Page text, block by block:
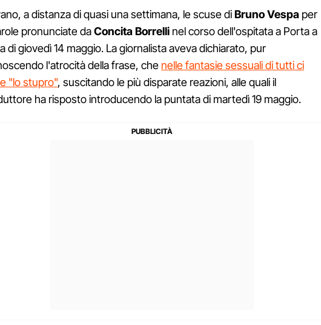
a distanza di quasi una settimana, le scuse diBruno Vespa per
pronunciate daConcita Borrelli nel corso dell'ospitata a Porta a
di giovedì 14 maggio. La giornalista aveva dichiarato, pur
l'atrocità della frase, che nelle fantasie sessuali di tutti ci
"lo stupro", suscitando le più disparate reazioni, alle quali il
ha risposto introducendo la puntata di martedì 19 maggio.